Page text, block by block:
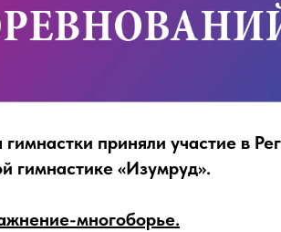
гимнастки приняли участие в
гимнастике «Изумруд».
многоборье.